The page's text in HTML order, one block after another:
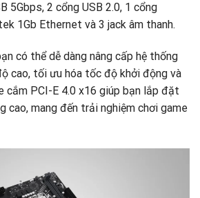
5Gbps, 2 cổng USB 2.0, 1 cổng
1Gb Ethernet và 3 jack âm thanh.
có thể dễ dàng nâng cấp hệ thống
cao, tối ưu hóa tốc độ khởi động và
cắm PCI-E 4.0 x16 giúp bạn lắp đặt
cao, mang đến trải nghiệm chơi game